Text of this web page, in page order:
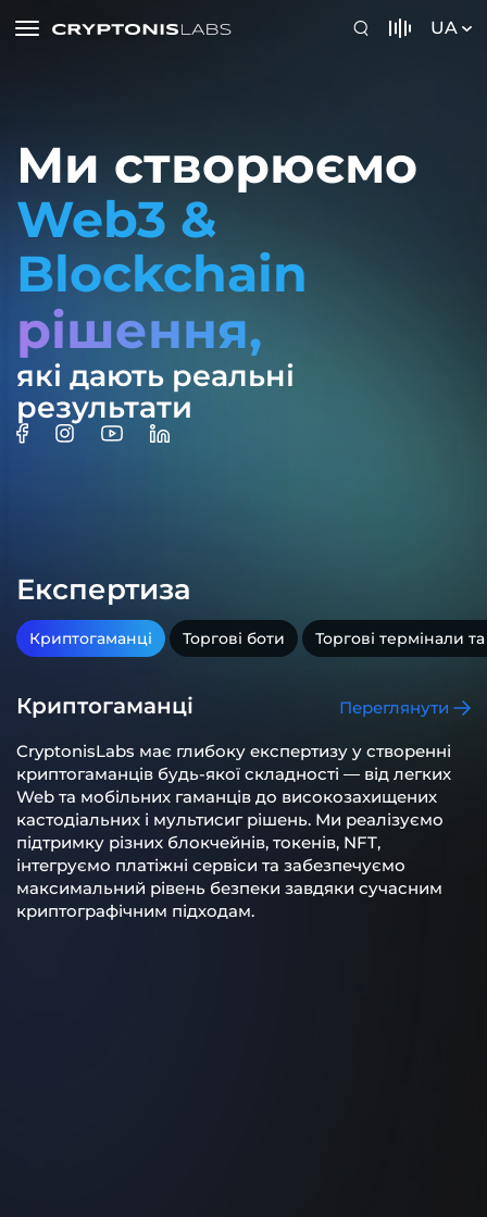
UA
Ми створюємо
Web3 &
Blockchain
рішення,
які дають реальні
результати
Експертиза
Криптогаманці Торгові боти Торгові термінали
Криптогаманці Переглянути
CryptonisLabs має глибоку експертизу у створенні
криптогаманців будь-якої складності — від легких
Web та мобільних гаманців до високозахищених
кастодіальних і мультисиг рішень. Ми реалізуємо
підтримку різних блокчейнів, токенів, NFT,
інтегруємо платіжні сервіси та забезпечуємо
максимальний рівень безпеки завдяки сучасним
криптографічним підходам.